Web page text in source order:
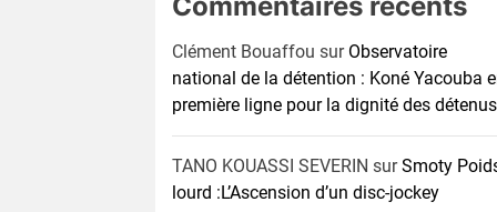
Clément Bouaffou sur Observatoire
national de la détention : Koné Yacouba
première ligne pour la dignité des détenus
TANO KOUASSI SEVERIN surSmoty
lourd :L’Ascension d’un disc-jockey